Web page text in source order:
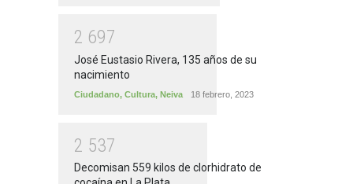
2 697
José Eustasio Rivera, 135 años de su
nacimiento
Ciudadano, Cultura, Neiva 18 febrero, 2023
2 537
Decomisan 559 kilos de clorhidrato de